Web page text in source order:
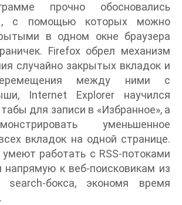
прочно обосновались
с помощью которых можно
в одном окне браузера
Firefox обрел механизм
случайно закрытых вкладок и
между ними с
Internet Explorer научился
для записи в «Избранное», а
уменьшенное
вкладок на одной странице.
работать с RSS-потоками
напрямую к веб-поисковикам из
search-бокса, экономя время